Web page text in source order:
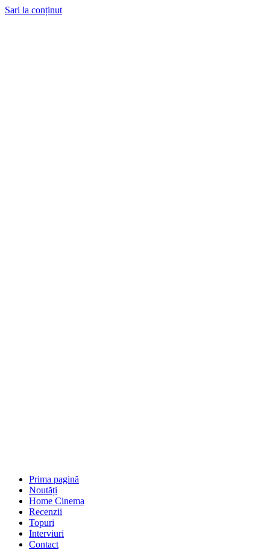
Sari la conținut
Prima pagină
Noutăți
Home Cinema
Recenzii
Topuri
Interviuri
Contact